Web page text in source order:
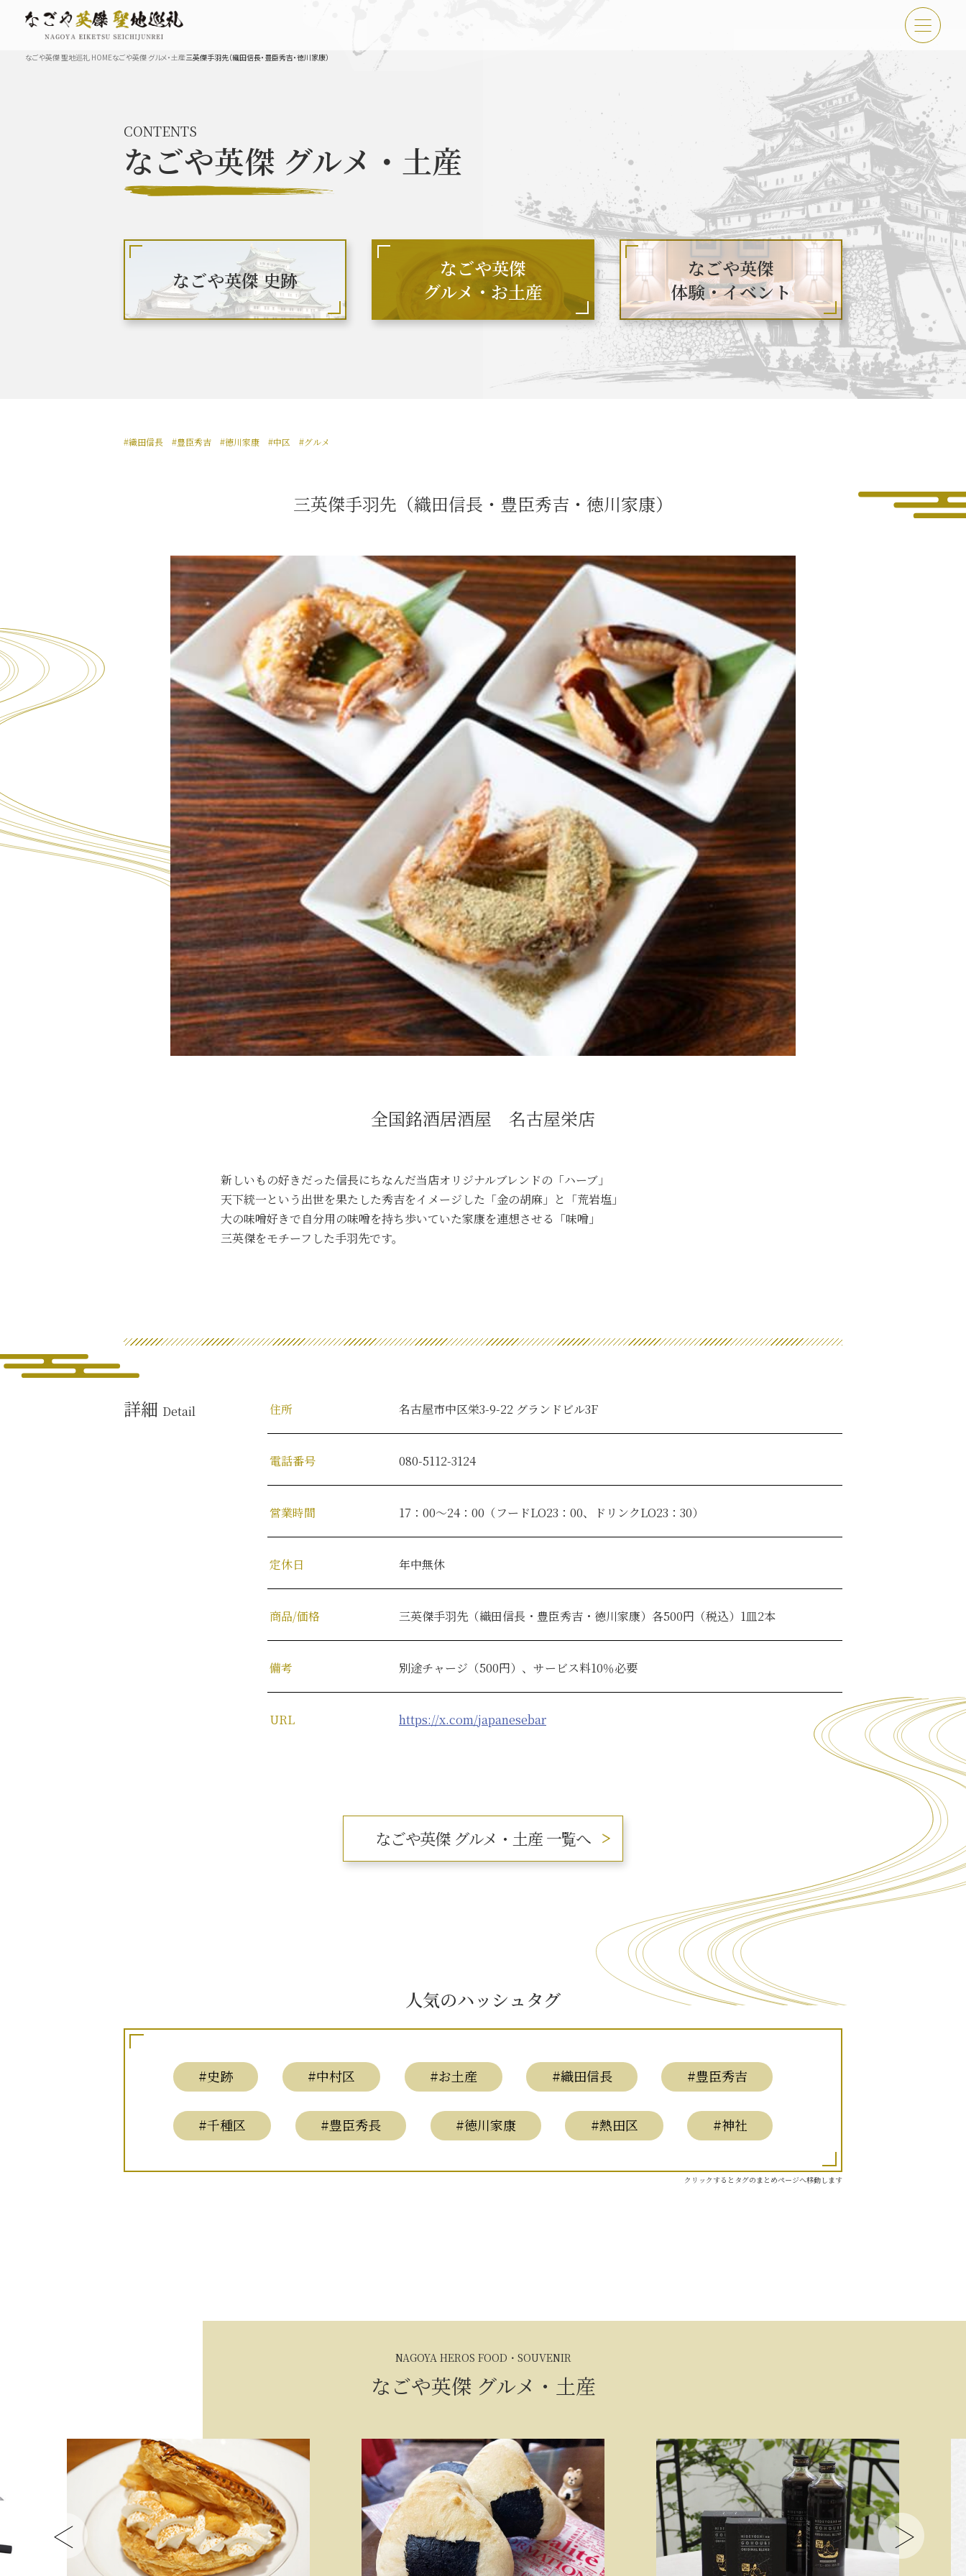
お知らせ
なごや英傑 史跡 一覧
なごや英傑 グルメ・土産 一覧 なごや英傑 体験・イベント
豊臣秀長と名古屋の関係 秀長関連 史跡 一覧 秀長グルメ・土産一覧 名古屋＜秀長＞観光モデルコース
豊臣秀吉と名古屋の関係 秀吉関連 史跡 一覧 秀吉グルメ・土産 一覧 秀吉功路
信長グルメ・土産一覧 信長攻路
加藤清正と名古屋の関係 清正関連 史跡 一覧 名古屋＜清正＞観光モデルコース
なごや英傑 聖地巡礼 HOMEなごや英傑 グルメ・土産三英傑手羽先（織田信長・豊臣秀吉・徳川家康）
CONTENTS
なごや英傑 グルメ・土産
なごや英傑 史跡
なごや英傑
グルメ・お土産
なごや英傑
体験・イベント
#織田信長 #豊臣秀吉 #徳川家康 #中区 #グルメ
三英傑手羽先（織田信長・豊臣秀吉・徳川家康）
全国銘酒居酒屋 名古屋栄店
新しいもの好きだった信長にちなんだ当店オリジナルブレンドの「ハーブ」
天下統一という出世を果たした秀吉をイメージした「金の胡麻」と「荒岩塩」
大の味噌好きで自分用の味噌を持ち歩いていた家康を連想させる「味噌」
三英傑をモチーフした手羽先です。
詳細 Detail 住所 名古屋市中区栄3-9-22 グランドビル3F
電話番号 080-5112-3124
営業時間 17：00～24：00（フードLO23：00、ドリンクLO23：30）
定休日 年中無休
商品/価格 三英傑手羽先（織田信長・豊臣秀吉・徳川家康）各500円（税込）1皿2本
備考 別途チャージ（500円）、サービス料10％必要
URL https://x.com/japanesebar
なごや英傑 グルメ・土産 一覧へ
人気のハッシュタグ
#史跡 #中村区 #お土産 #織田信長 #豊臣秀吉
#千種区 #豊臣秀長 #徳川家康 #熱田区 #神社
クリックするとタグのまとめページへ移動します
NAGOYA HEROS FOOD・SOUVENIR
なごや英傑 グルメ・土産